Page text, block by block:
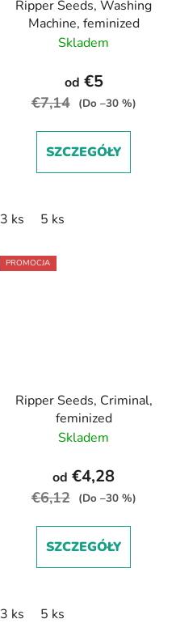
Ripper Seeds, Washing
Machine, feminized
Skladem
od €5
€7,14 (Do –30 %)
SZCZEGÓŁY
3 ks 5 ks
PROMOCJA
Ripper Seeds, Criminal,
feminized
Skladem
od €4,28
€6,12 (Do –30 %)
SZCZEGÓŁY
3 ks 5 ks